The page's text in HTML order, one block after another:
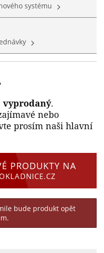
systému
vyprodaný.
nebo
prosím naši hlavní
PRODUKTY NA
bude produkt opět